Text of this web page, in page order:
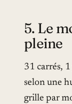
5. Le
pleine
31 carrés,
selon une
grille par